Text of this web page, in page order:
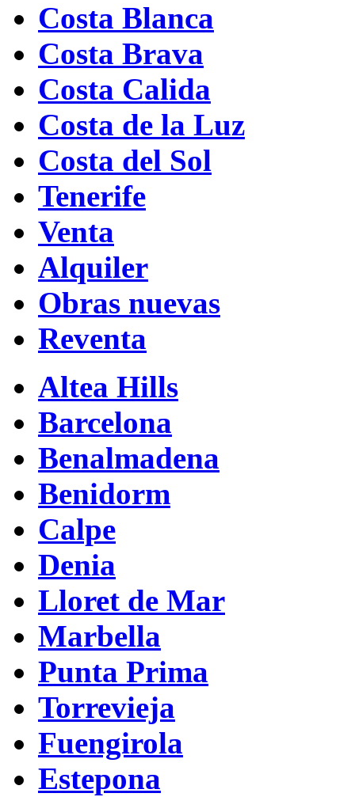
Costa Blanca
Costa Brava
Costa Calida
Costa de la Luz
Costa del Sol
Tenerife
Venta
Alquiler
Obras nuevas
Reventa
Altea Hills
Barcelona
Benalmadena
Benidorm
Calpe
Denia
Lloret de Mar
Marbella
Punta Prima
Torrevieja
Fuengirola
Estepona